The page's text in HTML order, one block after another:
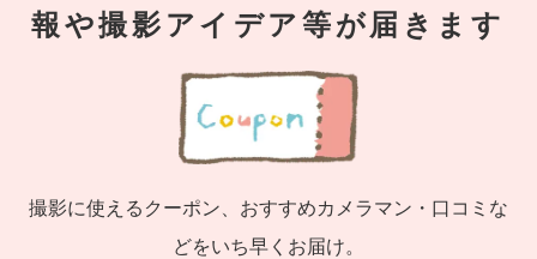
報や撮影アイデア等が届きます
撮影に使えるクーポン、おすすめカメラマン・口コミな
どをいち早くお届け。